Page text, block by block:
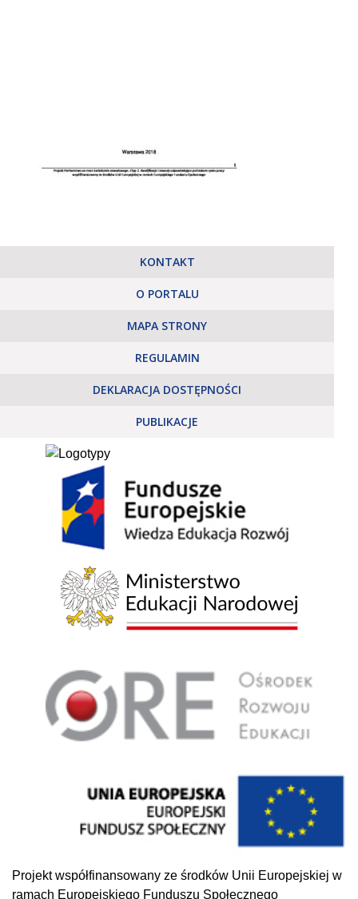
KONTAKT
O PORTALU
MAPA STRONY
REGULAMIN
DEKLARACJA DOSTĘPNOŚCI
PUBLIKACJE
Projekt współfinansowany ze środków Unii Europejskiej w
ramach Europejskiego Funduszu Społecznego